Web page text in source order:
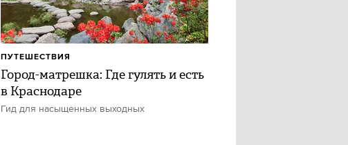
Город-матрешка: Где гулять и есть
в Краснодаре
Гид для насыщенных выходных
ПУТЕШЕСТВИЯ